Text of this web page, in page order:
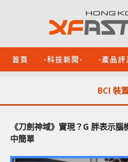
首頁 -科技新聞- -產品評
BCI 裝
《刀劍神域》實現？G 胖表示
中簡單